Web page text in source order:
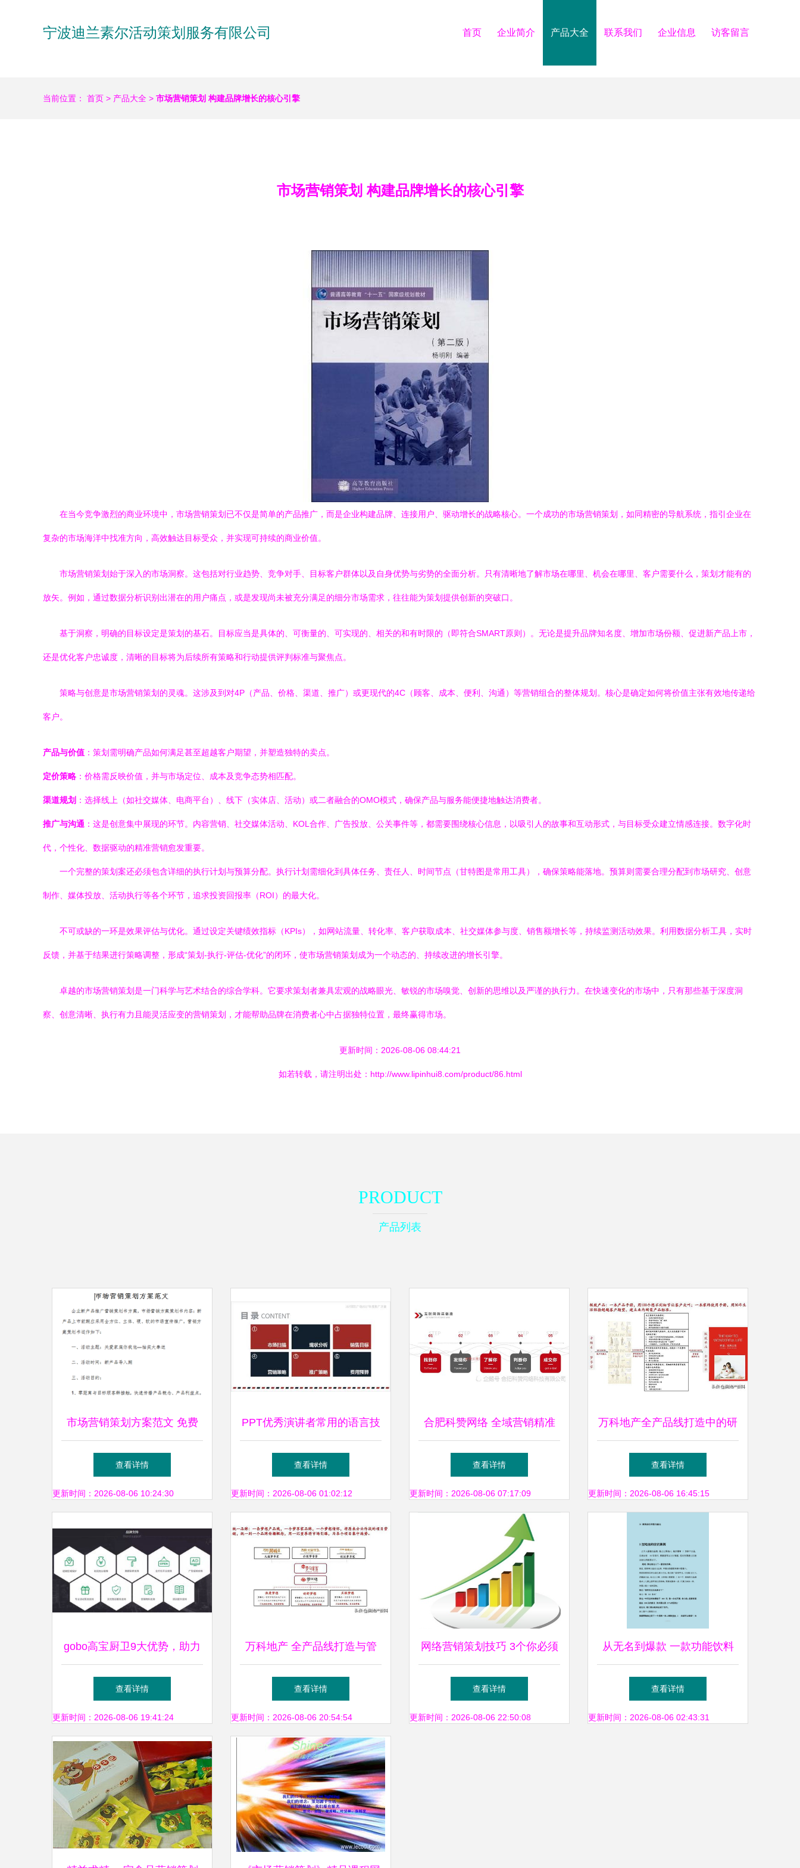
宁波迪兰素尔活动策划服务有限公司 首页 企业简介 产品大全 联系我们 企业信息 访客留言
当前位置： 首页 > 产品大全 > 市场营销策划 构建品牌增长的核心引擎
市场营销策划 构建品牌增长的核心引擎
在当今竞争激烈的商业环境中，市场营销策划已不仅是简单的产品推广，而是企业构建品牌、连接用户、驱动增长的战略核心。一个成功的市场营销策划，如同精密的导航系统，指引企业在
复杂的市场海洋中找准方向，高效触达目标受众，并实现可持续的商业价值。
市场营销策划始于深入的市场洞察。这包括对行业趋势、竞争对手、目标客户群体以及自身优势与劣势的全面分析。只有清晰地了解市场在哪里、机会在哪里、客户需要什么，策划才能有的
放矢。例如，通过数据分析识别出潜在的用户痛点，或是发现尚未被充分满足的细分市场需求，往往能为策划提供创新的突破口。
基于洞察，明确的目标设定是策划的基石。目标应当是具体的、可衡量的、可实现的、相关的和有时限的（即符合SMART原则）。无论是提升品牌知名度、增加市场份额、促进新产品上市，
还是优化客户忠诚度，清晰的目标将为后续所有策略和行动提供评判标准与聚焦点。
策略与创意是市场营销策划的灵魂。这涉及到对4P（产品、价格、渠道、推广）或更现代的4C（顾客、成本、便利、沟通）等营销组合的整体规划。核心是确定如何将价值主张有效地传递给
客户。
产品与价值 ：策划需明确产品如何满足甚至超越客户期望，并塑造独特的卖点。
定价策略 ：价格需反映价值，并与市场定位、成本及竞争态势相匹配。
渠道规划 ：选择线上（如社交媒体、电商平台）、线下（实体店、活动）或二者融合的OMO模式，确保产品与服务能便捷地触达消费者。
推广与沟通 ：这是创意集中展现的环节。内容营销、社交媒体活动、KOL合作、广告投放、公关事件等，都需要围绕核心信息，以吸引人的故事和互动形式，与目标受众建立情感连接。数字化时
代，个性化、数据驱动的精准营销愈发重要。
一个完整的策划案还必须包含详细的执行计划与预算分配。执行计划需细化到具体任务、责任人、时间节点（甘特图是常用工具），确保策略能落地。预算则需要合理分配到市场研究、创意
制作、媒体投放、活动执行等各个环节，追求投资回报率（ROI）的最大化。
不可或缺的一环是效果评估与优化。通过设定关键绩效指标（KPIs），如网站流量、转化率、客户获取成本、社交媒体参与度、销售额增长等，持续监测活动效果。利用数据分析工具，实时
反馈，并基于结果进行策略调整，形成“策划-执行-评估-优化”的闭环，使市场营销策划成为一个动态的、持续改进的增长引擎。
卓越的市场营销策划是一门科学与艺术结合的综合学科。它要求策划者兼具宏观的战略眼光、敏锐的市场嗅觉、创新的思维以及严谨的执行力。在快速变化的市场中，只有那些基于深度洞
察、创意清晰、执行有力且能灵活应变的营销策划，才能帮助品牌在消费者心中占据独特位置，最终赢得市场。
更新时间：2026-08-06 08:44:21
如若转载，请注明出处：http://www.lipinhui8.com/product/86.html
PRODUCT
产品列表
市场营销策划方案范文 免费
版
查看详情
更新时间：2026-08-06 10:24:30
PPT优秀演讲者常用的语言技
巧在市场营销策划中的应用
查看详情
更新时间：2026-08-06 01:02:12
合肥科赞网络 全域营销精准
引流，助力企业突破增长瓶颈
查看详情
更新时间：2026-08-06 07:17:09
万科地产全产品线打造中的研
发设计与营销策划
查看详情
更新时间：2026-08-06 16:45:15
gobo高宝厨卫9大优势，助力
经销商快速掘金 精准市场营
销策划解析
查看详情
更新时间：2026-08-06 19:41:24
万科地产 全产品线打造与管
理实践中的研发、设计与营销
融合之道
查看详情
更新时间：2026-08-06 20:54:54
网络营销策划技巧 3个你必须
掌握的核心策略
查看详情
更新时间：2026-08-06 22:50:08
从无名到爆款 一款功能饮料
的逆袭之路（市场营销策划案
例）
查看详情
更新时间：2026-08-06 02:43:31